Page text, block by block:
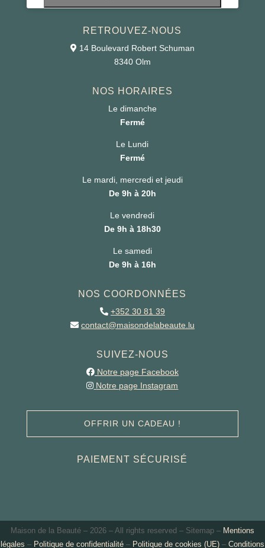
RETROUVEZ-NOUS
14 Boulevard Robert Schuman
8340 Olm
NOS HORAIRES
Le dimanche
Fermé
Le Lundi
Fermé
Le mardi, mercredi et jeudi
De 9h à 20h
Le vendredi
De 9h à 18h30
Le samedi
De 9h à 16h
NOS COORDONNÉES
+352 30 81 39
contact@maisondelabeaute.lu
SUIVEZ-NOUS
Notre page Facebook
Notre page Instagram
OFFRIR UN CADEAU !
PAIEMENT SÉCURISÉ
Maison de la Beauté – 2026 – All rights reserved – Sitemap – Mentions
légales – Politique de confidentialité – Politique de cookies (UE) – Conditions